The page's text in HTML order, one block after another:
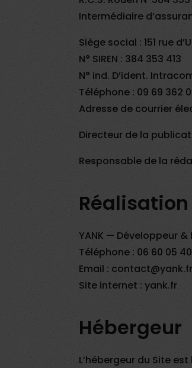
Intermédiaire
Siège social : 151 rue
N° SIREN : 384 353 413
N° ind. D’ident.
Téléphone : 09 69 362
Adresse de courrier
Directeur de la
Responsable de la
YANK — Développeur
Téléphone : 06 60 05 40
Email : contact@yank.fr
Site internet : yank.fr
Hébergeur
L’hébergeur du Site